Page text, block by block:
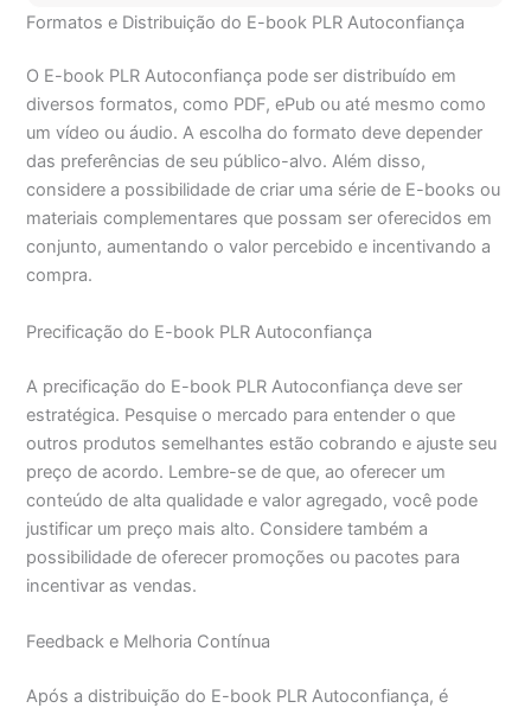
Formatos e Distribuição do E-book PLR Autoconfiança
O E-book PLR Autoconfiança pode ser distribuído em
diversos formatos, como PDF, ePub ou até mesmo como
um vídeo ou áudio. A escolha do formato deve depender
das preferências de seu público-alvo. Além disso,
considere a possibilidade de criar uma série de E-books ou
materiais complementares que possam ser oferecidos em
conjunto, aumentando o valor percebido e incentivando a
compra.
Precificação do E-book PLR Autoconfiança
A precificação do E-book PLR Autoconfiança deve ser
estratégica. Pesquise o mercado para entender o que
outros produtos semelhantes estão cobrando e ajuste seu
preço de acordo. Lembre-se de que, ao oferecer um
conteúdo de alta qualidade e valor agregado, você pode
justificar um preço mais alto. Considere também a
possibilidade de oferecer promoções ou pacotes para
incentivar as vendas.
Feedback e Melhoria Contínua
Após a distribuição do E-book PLR Autoconfiança, é